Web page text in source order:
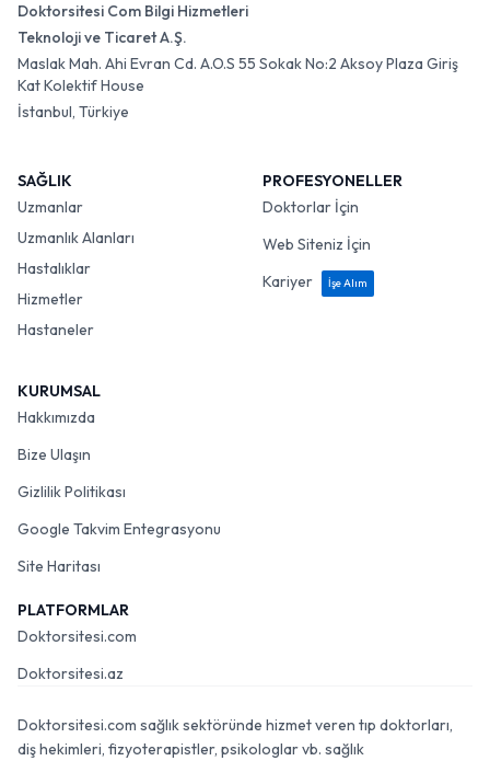
Doktorsitesi Com Bilgi Hizmetleri
Teknoloji ve Ticaret A.Ş.
Maslak Mah. Ahi Evran Cd. A.O.S 55 Sokak No:2 Aksoy Plaza Giriş
Kat Kolektif House
İstanbul, Türkiye
SAĞLIK
Uzmanlar
Uzmanlık Alanları
Hastalıklar
Hizmetler
Hastaneler
PROFESYONELLER
Doktorlar İçin
Web Siteniz İçin
Kariyer
İşe Alım
KURUMSAL
Hakkımızda
Bize Ulaşın
Gizlilik Politikası
Google Takvim Entegrasyonu
Site Haritası
PLATFORMLAR
Doktorsitesi.com
Doktorsitesi.az
Doktorsitesi.com sağlık sektöründe hizmet veren tıp doktorları,
diş hekimleri, fizyoterapistler, psikologlar vb. sağlık